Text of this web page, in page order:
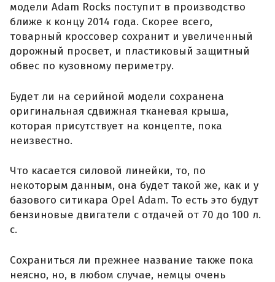
модели Adam Rocks поступит в производство
ближе к концу 2014 года. Скорее всего,
товарный кроссовер сохранит и увеличенный
дорожный просвет, и пластиковый защитный
обвес по кузовному периметру.
Будет ли на серийной модели сохранена
оригинальная сдвижная тканевая крыша,
которая присутствует на концепте, пока
неизвестно.
Что касается силовой линейки, то, по
некоторым данным, она будет такой же, как и у
базового ситикара Opel Adam. То есть это будут
бензиновые двигатели с отдачей от 70 до 100 л.
с.
Сохраниться ли прежнее название также пока
неясно, но, в любом случае, немцы очень